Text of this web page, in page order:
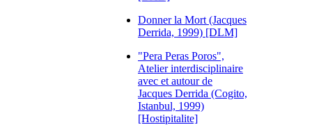
Donner la Mort (Jacques
Derrida, 1999) [DLM]
"Pera Peras Poros",
Atelier interdisciplinaire
avec et autour de
Jacques Derrida (Cogito,
Istanbul, 1999)
[Hostipitalite]